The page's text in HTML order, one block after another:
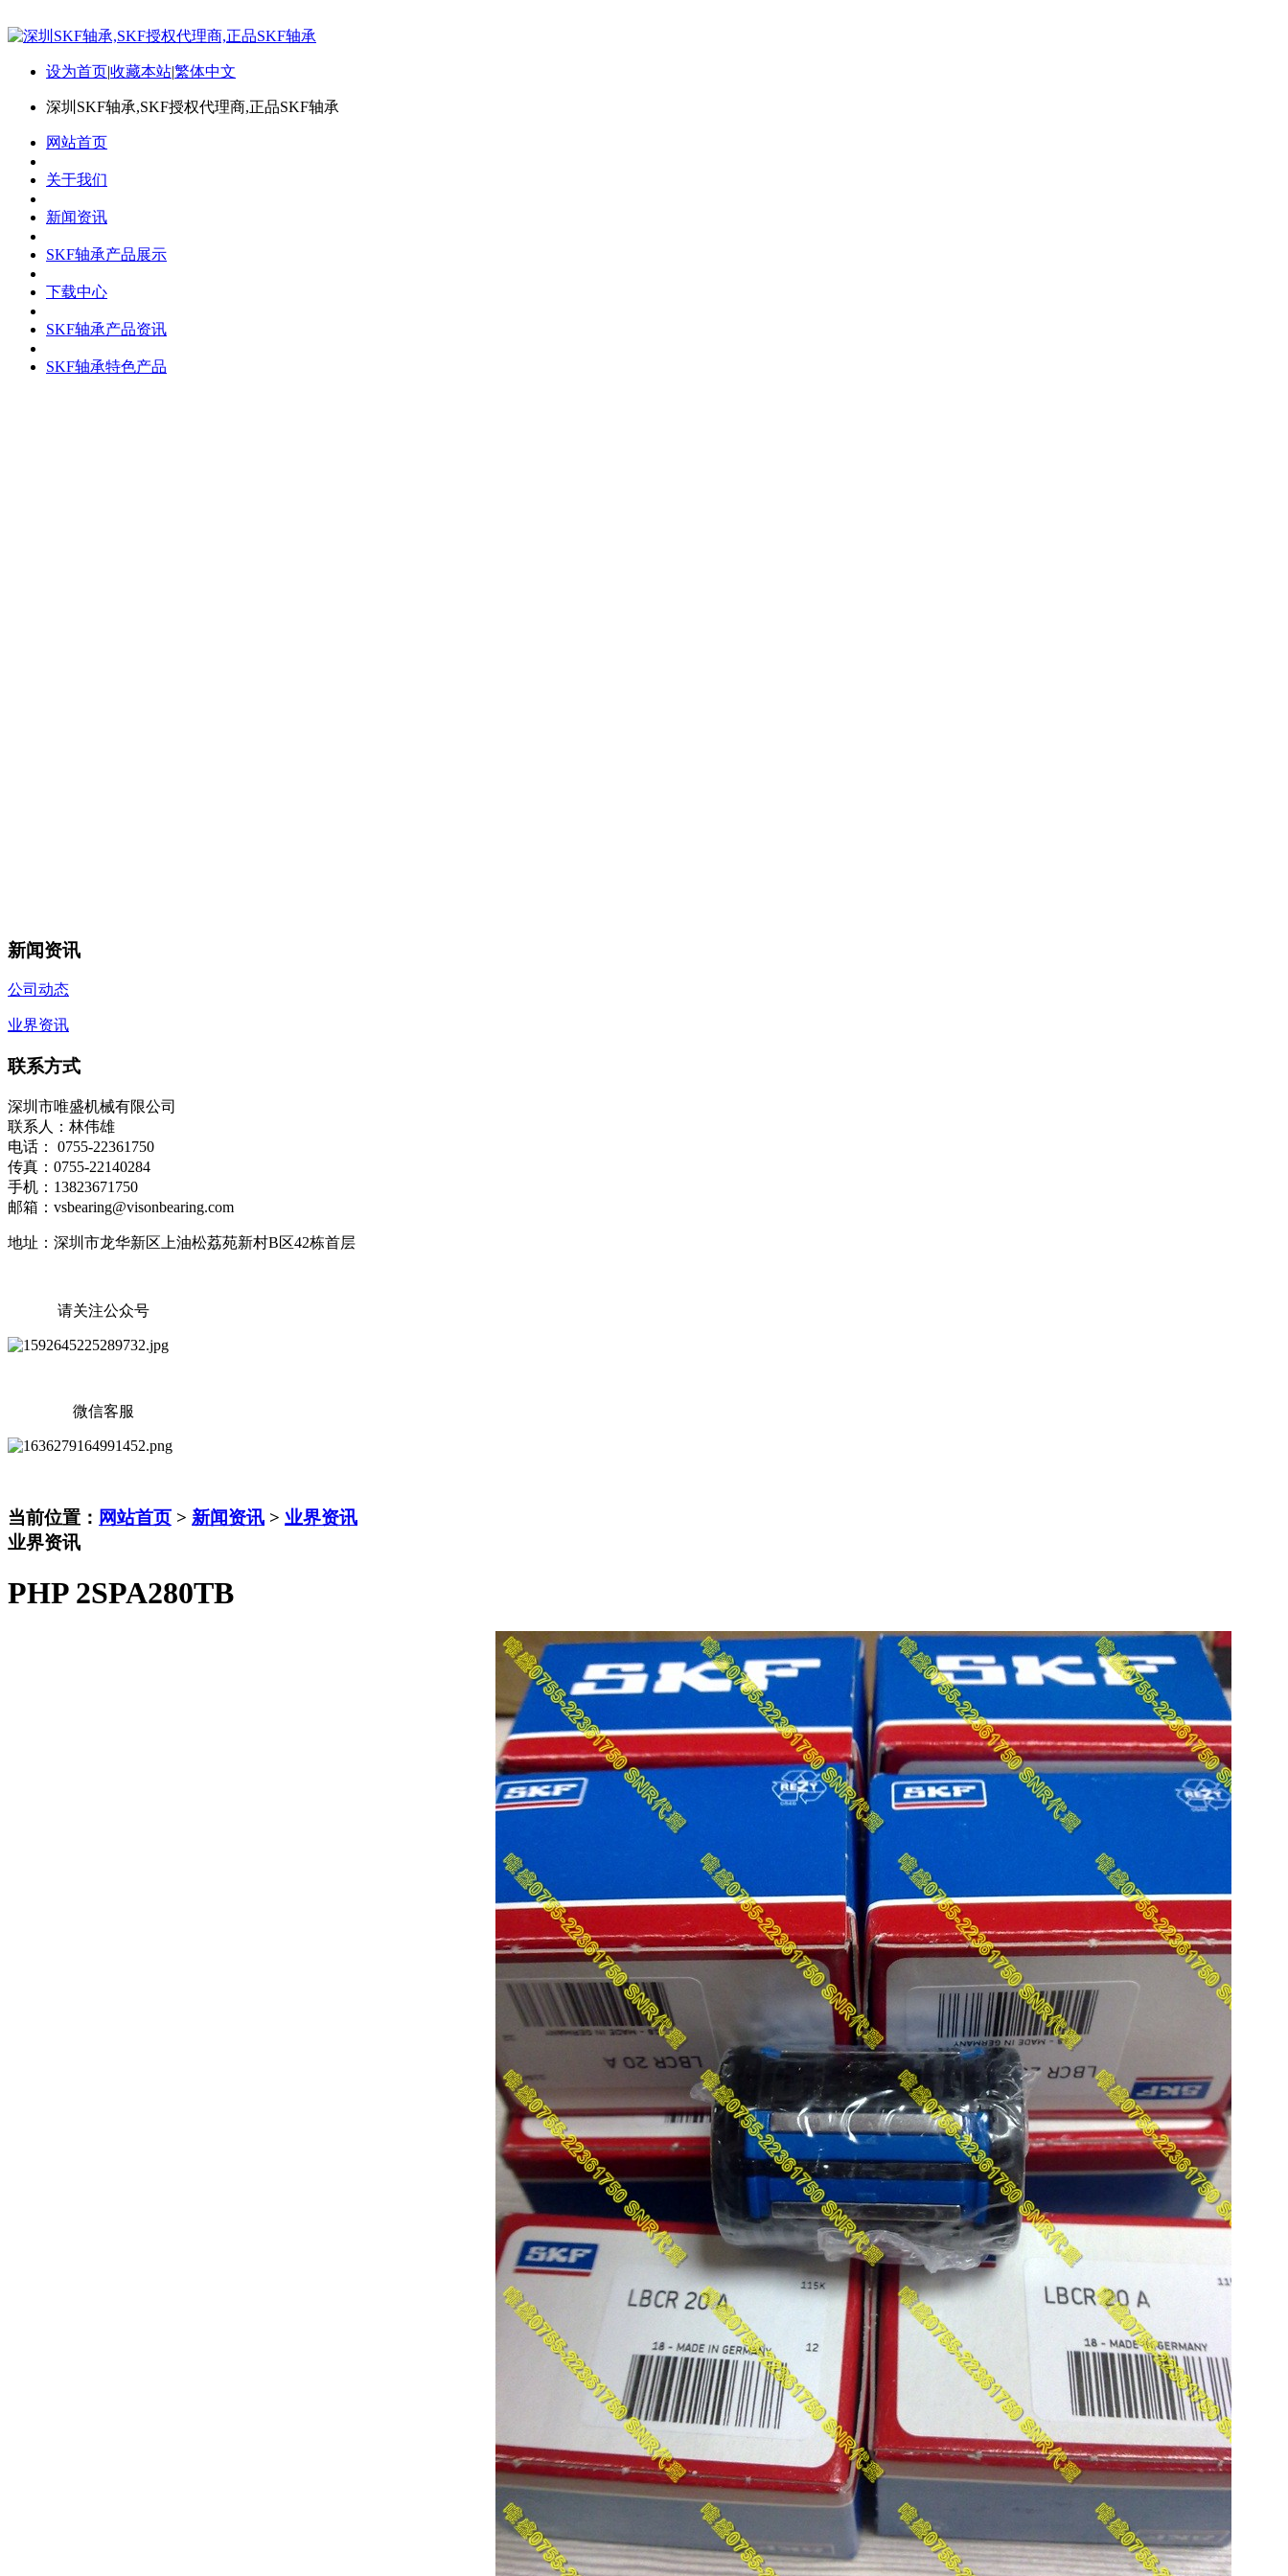
设为首页|收藏本站|繁体中文
深圳SKF轴承,SKF授权代理商,正品SKF轴承
网站首页
关于我们
新闻资讯
SKF轴承产品展示
下载中心
SKF轴承产品资讯
SKF轴承特色产品
新闻资讯
公司动态
业界资讯
联系方式
深圳市唯盛机械有限公司
联系人：林伟雄
电话： 0755-22361750
传真：0755-22140284
手机：13823671750
邮箱：vsbearing@visonbearing.com
地址：深圳市龙华新区上油松荔苑新村B区42栋首层
请关注公众号
微信客服
当前位置： 网站首页 > 新闻资讯 > 业界资讯
业界资讯
PHP 2SPA280TB